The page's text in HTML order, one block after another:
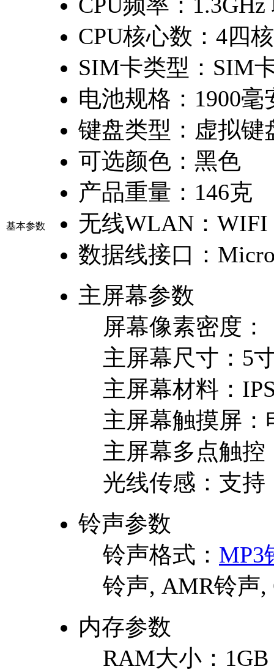
基本参数
CPU核心数： 4四核
SIM卡类型： SIM
电池规格： 1900毫
键盘类型： 虚拟键
可选颜色： 黑色
产品重量： 146克
无线WLAN： WIFI
数据线接口：
主屏幕参数
屏幕像素密度：
主屏幕尺寸： 5
主屏幕材料：
主屏幕触摸屏：
主屏幕多点触控
光线传感： 支持
铃声参数
铃声格式： MP3
铃声, AMR铃声,
内存参数
RAM大小： 1GB